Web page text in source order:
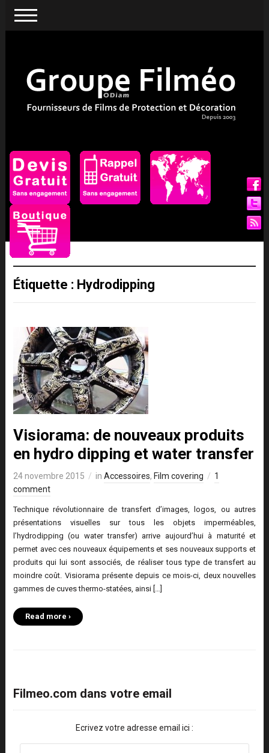
Étiquette : Hydrodipping
Visiorama: de nouveaux produits
en hydro dipping et water transfer
24 novembre 2015 in Accessoires, Film covering
1
comment
Technique révolutionnaire de transfert d’images, logos, ou autres
présentations visuelles sur tous les objets imperméables,
l’hydrodipping (ou water transfer) arrive aujourd’hui à maturité et
permet avec ces nouveaux équipements et ses nouveaux supports et
produits qui lui sont associés, de réaliser tous type de transfert au
moindre coût. Visiorama présente depuis ce mois-ci, deux nouvelles
gammes de cuves thermo-statées, ainsi […]
Read more ›
Filmeo.com dans votre email
Ecrivez votre adresse email ici :